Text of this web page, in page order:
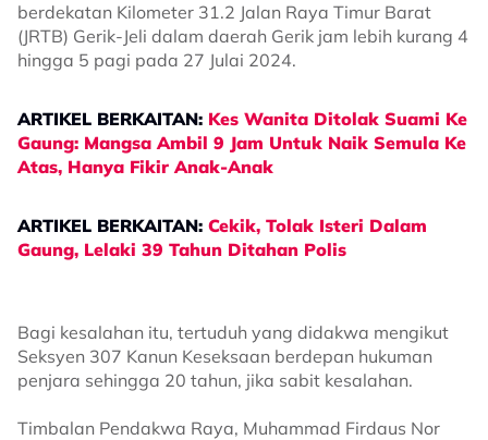
berdekatan Kilometer 31.2 Jalan Raya Timur Barat
(JRTB) Gerik-Jeli dalam daerah Gerik jam lebih kurang 4
hingga 5 pagi pada 27 Julai 2024.
ARTIKEL BERKAITAN: Kes Wanita Ditolak Suami Ke
Gaung: Mangsa Ambil 9 Jam Untuk Naik Semula Ke
Atas, Hanya Fikir Anak-Anak
ARTIKEL BERKAITAN: Cekik, Tolak Isteri Dalam
Gaung, Lelaki 39 Tahun Ditahan Polis
Bagi kesalahan itu, tertuduh yang didakwa mengikut
Seksyen 307 Kanun Keseksaan berdepan hukuman
penjara sehingga 20 tahun, jika sabit kesalahan.
Timbalan Pendakwa Raya, Muhammad Firdaus Nor